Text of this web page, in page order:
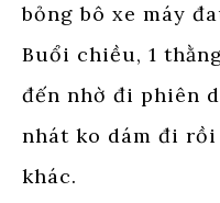
bỏng bô xe máy
Buổi chiều, 1
đến nhờ đi phiên
nhát ko dám đi
khác.